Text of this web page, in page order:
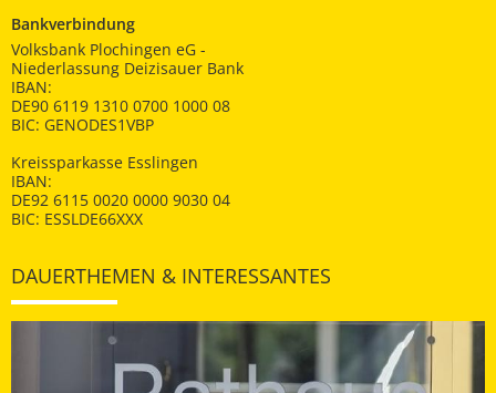
Bankverbindung
Volksbank Plochingen eG -
Niederlassung Deizisauer Bank
IBAN:
DE90 6119 1310 0700 1000 08
BIC: GENODES1VBP
Kreissparkasse Esslingen
IBAN:
DE92 6115 0020 0000 9030 04
BIC: ESSLDE66XXX
DAUERTHEMEN & INTERESSANTES